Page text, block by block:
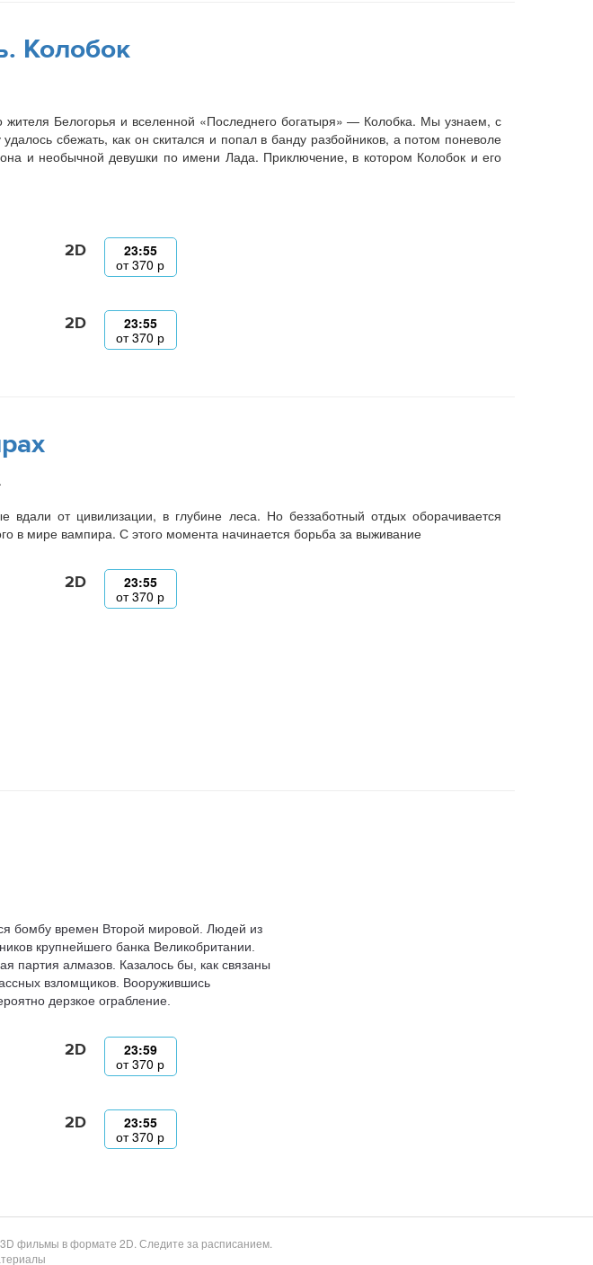
Колобок
жителя Белогорья и вселенной «Последнего богатыря» — Колобка. Мы узнаем, с
сбежать, как он скитался и попал в банду разбойников, а потом поневоле
и необычной девушки по имени Лада. Приключение, в котором Колобок и его
2D
23:55
от370 р
2D
23:55
от370 р
вдали от цивилизации, в глубине леса. Но беззаботный отдых оборачивается
в мире вампира. С этого момента начинается борьба за выживание
2D
23:55
от370 р
бомбу времен Второй мировой. Людей из
крупнейшего банка Великобритании.
партия алмазов. Казалось бы, как связаны
взломщиков. Вооружившись
дерзкое ограбление.
2D
23:59
от370 р
2D
23:55
от370 р
фильмы в формате 2D. Следите за расписанием.